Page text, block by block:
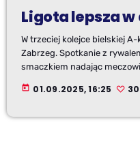
Ligota lepsza
W trzeciej kolejce bielskiej A-
Zabrzeg. Spotkanie z
smaczkiem nadając
today 01.09.2025, 16:25 30